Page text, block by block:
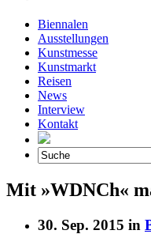
Biennalen
Ausstellungen
Kunstmesse
Kunstmarkt
Reisen
News
Interview
Kontakt
Mit »WDNCh«
30. Sep. 2015 in